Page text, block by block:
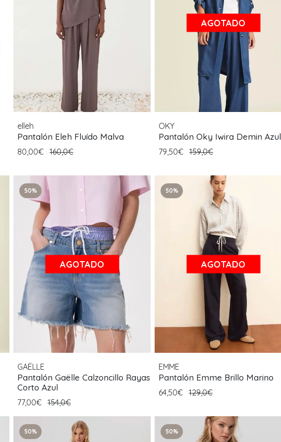
elleh
Pantalón Eleh Fluído Malva
80,00€ 160,0€
AGOTADO
OKY
Pantalón Oky Iwira Demin Azul
79,50€ 159,0€
50%
AGOTADO
GAËLLE
Pantalón Gaëlle Calzoncillo Rayas
Corto Azul
77,00€ 154,0€
50%
AGOTADO
EMME
Pantalón Emme Brillo Marino
64,50€ 129,0€
50% 50%